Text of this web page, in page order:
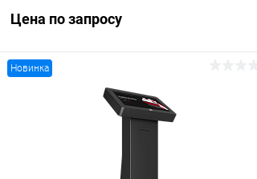
Цена по запросу
Запросить цену
Новинка